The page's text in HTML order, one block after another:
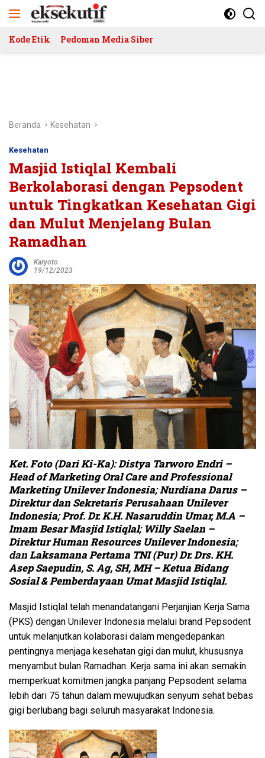
Kode Etik Pedoman Media Siber
Beranda Kesehatan
Kesehatan
Masjid Istiqlal Kembali
Berkolaborasi dengan Pepsodent
untuk Tingkatkan Kesehatan Gigi
dan Mulut Menjelang Bulan
Ramadhan
Karyoto
19/12/2023
Ket. Foto (Dari Ki-Ka):Distya Tarworo Endri –
Head of Marketing Oral Care and Professional
Marketing Unilever Indonesia;Nurdiana Darus –
Direktur dan Sekretaris Perusahaan Unilever
Indonesia;Prof. Dr. K.H. Nasaruddin Umar, M.A –
Imam Besar Masjid Istiqlal; Willy Saelan –
Direktur Human Resources Unilever Indonesia;
danLaksamana Pertama TNI (Pur) Dr. Drs. KH.
Asep Saepudin, S. Ag, SH, MH – Ketua Bidang
Sosial & Pemberdayaan Umat Masjid Istiqlal.
Masjid Istiqlal telah menandatangani Perjanjian Kerja Sama
(PKS) dengan Unilever Indonesia melalui brand Pepsodent
untuk melanjutkan kolaborasi dalam mengedepankan
pentingnya menjaga kesehatan gigi dan mulut, khususnya
menyambut bulan Ramadhan. Kerja sama ini akan semakin
memperkuat komitmen jangka panjang Pepsodent selama
lebih dari 75 tahun dalam mewujudkan senyum sehat bebas
gigi berlubang bagi seluruh masyarakat Indonesia.